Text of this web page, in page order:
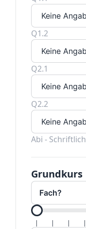
Q1.2
Q2.1
Q2.2
Abi - Schriftlich
Grundkurs
| | | |